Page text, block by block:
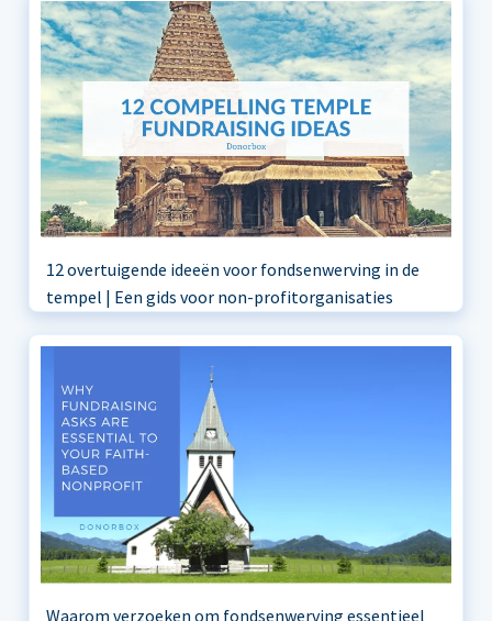
12 overtuigende ideeën voor fondsenwerving in de
tempel | Een gids voor non-profitorganisaties
Waarom verzoeken om fondsenwerving essentieel